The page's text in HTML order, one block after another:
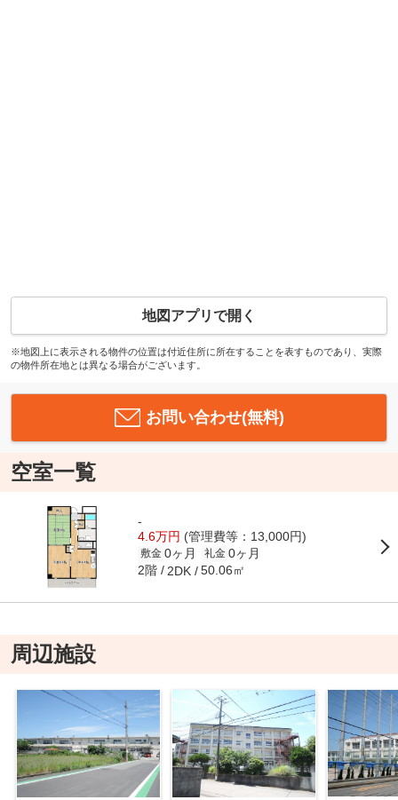
地図アプリで開く
※地図上に表示される物件の位置は付近住所に所在することを表すものであり、実際
の物件所在地とは異なる場合がございます。
お問い合わせ(無料)
空室一覧
-
4.6万円 (管理費等：13,000円)
敷金 0ヶ月 礼金 0ヶ月
2階 2DK 50.06㎡
周辺施設